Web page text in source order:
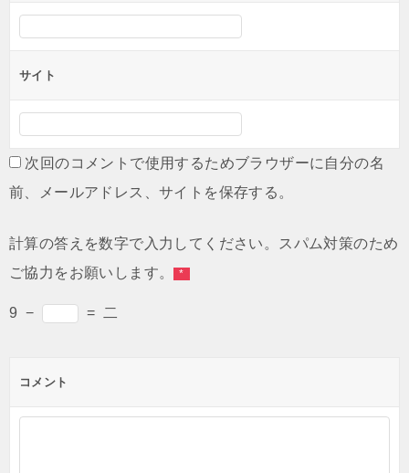
サイト
次回のコメントで使用するためブラウザーに自分の名
前、メールアドレス、サイトを保存する。
計算の答えを数字で入力してください。スパム対策のため
ご協力をお願いします。 *
9 − = 二
コメント